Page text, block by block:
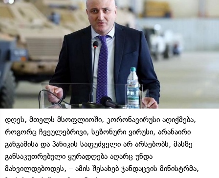
დღეს, მთელს მსოფლიოში, კორონავირუსი აღიქმება,
როგორც ჩვეულებრივი, სეზონური ვირუსი, არანაირი
განგაშისა და პანიკის საფუძველი არ არსებობს, მასზე
განსაკუთრებული ყურადღება აღარც უნდა
მახვილდებოდეს, – ამის შესახებ ჯანდაცვის მინისტრმა,